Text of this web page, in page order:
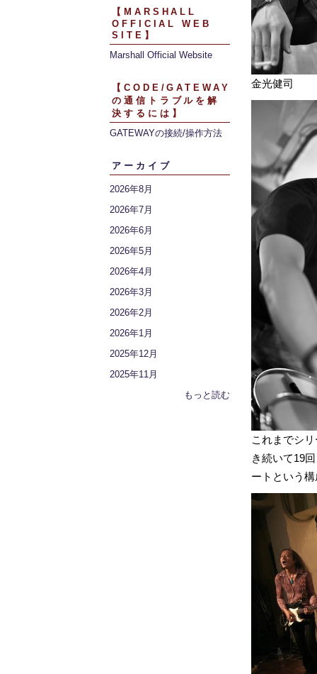
【MARSHALL
OFFICIAL WEB
SITE】
Marshall Official Website
【CODE/GATEWAY
の通信トラブルを解
決するには】
GATEWAYの接続/操作方法
アーカイブ
2026年8月
2026年7月
2026年6月
2026年5月
2026年4月
2026年3月
2026年2月
2026年1月
2025年12月
2025年11月
もっと読む
金光健司
これまでシ
き続いて19
ートという